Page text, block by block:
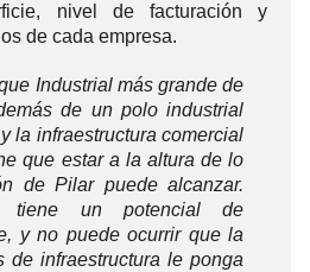
nivel de facturación y
de cada empresa.
Industrial más grande de
de un polo industrial
la infraestructura comercial
que estar a la altura de lo
de Pilar puede alcanzar.
tiene un potencial de
y no puede ocurrir que la
de infraestructura le ponga